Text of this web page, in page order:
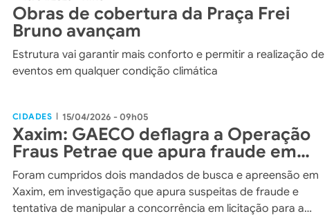
Obras de cobertura da Praça Frei
Bruno avançam
Estrutura vai garantir mais conforto e permitir a realização de
eventos em qualquer condição climática
CIDADES | 15/04/2026 - 09h05
Xaxim: GAECO deflagra a Operação
Fraus Petrae que apura fraude em
licitação pública
Foram cumpridos dois mandados de busca e apreensão em
Xaxim, em investigação que apura suspeitas de fraude e
tentativa de manipular a concorrência em licitação para a